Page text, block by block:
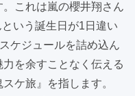
これは嵐の櫻井翔さん
いう誕生日が1日違い
ケジュールを詰め込ん
を余すことなく伝える
ケ旅』を指します。